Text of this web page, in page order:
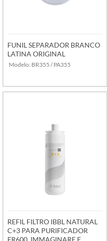
FUNIL SEPARADOR BRANCO
LATINA ORIGINAL
Modelo: BR355 / PA355
REFIL FILTRO IBBL NATURAL
C+3 PARA PURIFICADOR
FR600, IMMAGINARE E